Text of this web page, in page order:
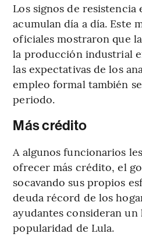
Los signos de resistencia
acumulan día a día. Este
oficiales mostraron que
la producción industrial
las expectativas de los
empleo formal también
periodo.
Más crédito
A algunos funcionarios
ofrecer más crédito, el
socavando sus propios
deuda récord de los
ayudantes consideran un
popularidad de Lula.